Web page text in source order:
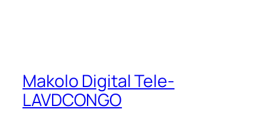
Makolo Digital Tele-
LAVDCONGO